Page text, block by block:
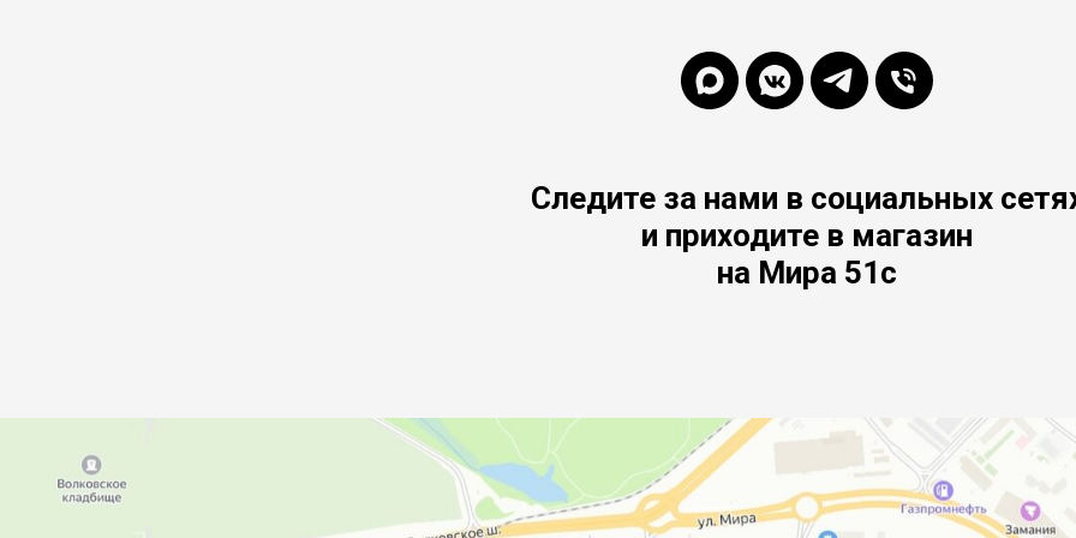
Следите за нами в социальных
и приходите в магазин
на Мира 51с